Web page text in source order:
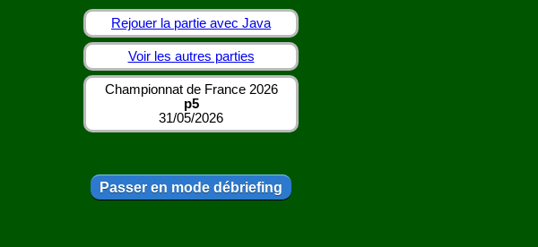
Rejouer la partie avec Java
Voir les autres parties
Championnat de France 2026
p5
31/05/2026
Passer en mode débriefing